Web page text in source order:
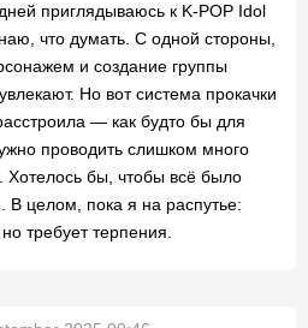
приглядываюсь к K-POP Idol
что думать. С одной стороны,
и создание группы
Но вот система прокачки
— как будто бы для
проводить слишком много
Хотелось бы, чтобы всё было
В целом, пока я на распутье:
требует терпения.